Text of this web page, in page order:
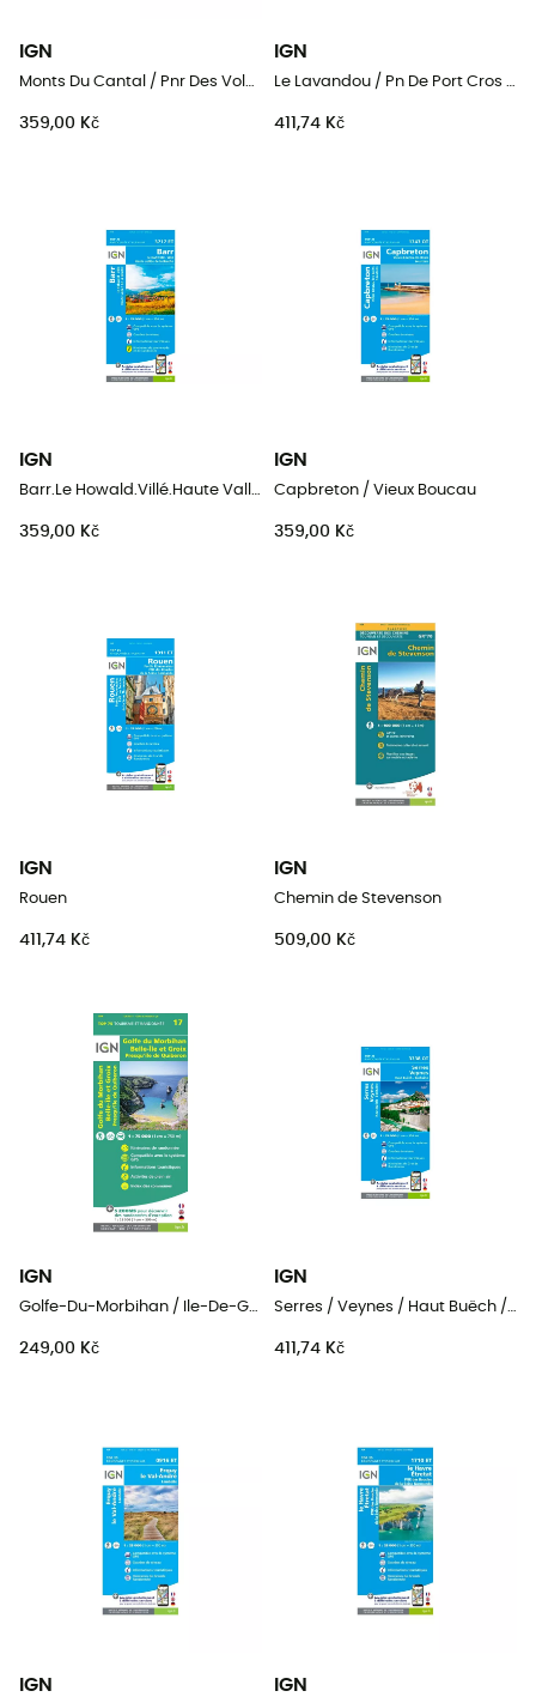
IGN
Monts Du Cantal / Pnr Des Volcans D'Auvergne
359,00 Kč
IGN
Le Lavandou / Pn De Port Cros / Corniche Des Maures
411,74 Kč
IGN
359,00 Kč
IGN
Capbreton / Vieux Boucau
359,00 Kč
IGN
Rouen
411,74 Kč
IGN
Chemin de Stevenson
509,00 Kč
IGN
249,00 Kč
IGN
411,74 Kč
IGN IGN